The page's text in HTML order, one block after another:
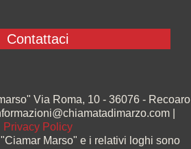
Via Roma, 10 - 36076 - Recoaro
|
Privacy Policy
Marso" e i relativi loghi sono